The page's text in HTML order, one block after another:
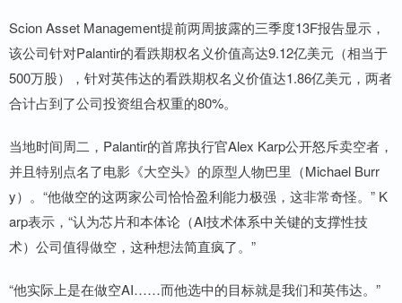
Scion Asset Management提前两周披露的三季度13F报告显示，
该公司针对Palantir的看跌期权名义价值高达9.12亿美元（相当于
500万股），针对英伟达的看跌期权名义价值达1.86亿美元，两者
合计占到了公司投资组合权重的80%。
当地时间周二，Palantir的首席执行官Alex Karp公开怒斥卖空者，
并且特别点名了电影《大空头》的原型人物巴里（Michael Burr
y）。“他做空的这两家公司恰恰盈利能力极强，这非常奇怪。” K
arp表示，“认为芯片和本体论（AI技术体系中关键的支撑性技
术）公司值得做空，这种想法简直疯了。”
“他实际上是在做空AI……而他选中的目标就是我们和英伟达。”